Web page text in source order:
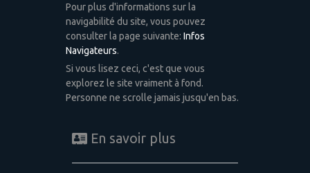
Pour plus d'informations sur la
navigabilité du site, vous pouvez
consulter la page suivante: Infos
Navigateurs.
Si vous lisez ceci, c'est que vous
explorez le site vraiment à fond.
Personne ne scrolle jamais jusqu'en bas.
En savoir plus